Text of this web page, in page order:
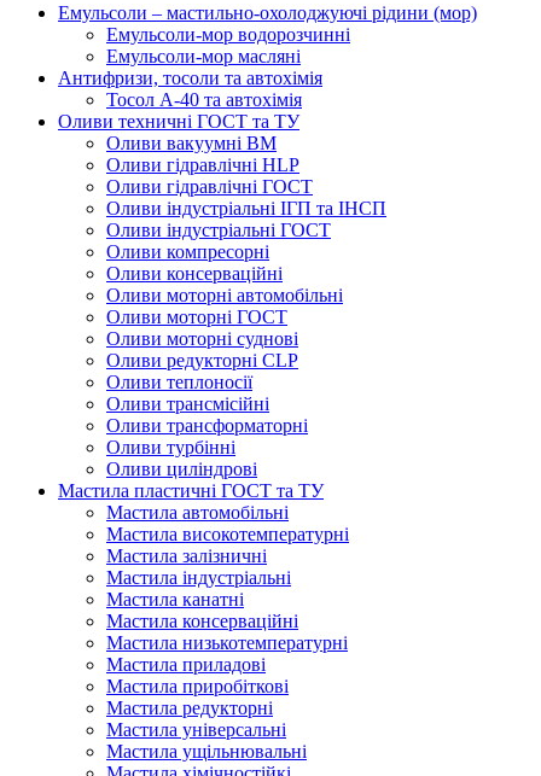
Емульсоли – мастильно-охолоджуючі рідини (мор)
Емульсоли-мор водорозчинні
Емульсоли-мор масляні
Антифризи, тосоли та автохімія
Тосол А-40 та автохімія
Оливи техничні ГОСТ та ТУ
Оливи вакуумні ВМ
Оливи гідравлічні HLP
Оливи гідравлічні ГОСТ
Оливи індустріальні ІГП та ІНСП
Оливи індустріальні ГОСТ
Оливи компресорні
Оливи консерваційні
Оливи моторні автомобільні
Оливи моторні ГОСТ
Оливи моторні суднові
Оливи редукторні CLP
Оливи теплоносії
Оливи трансмісійні
Оливи трансформаторні
Оливи турбінні
Оливи циліндрові
Мастила пластичні ГОСТ та ТУ
Мастила автомобільні
Мастила високотемпературні
Мастила залізничні
Мастила індустріальні
Мастила канатні
Мастила консерваційні
Мастила низькотемпературні
Мастила приладові
Мастила приробіткові
Мастила редукторні
Мастила універсальні
Мастила ущільнювальні